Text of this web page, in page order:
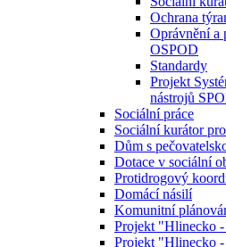
Ochrana
Oprávnění a
OSPOD
Standardy
Projekt
nástrojů
Sociální práce
Sociální kurátor
Dům s
Dotace v sociální
Protidrogový
Domácí násilí
Komunitní
Projekt "Hlinecko
Projekt "Hlinecko